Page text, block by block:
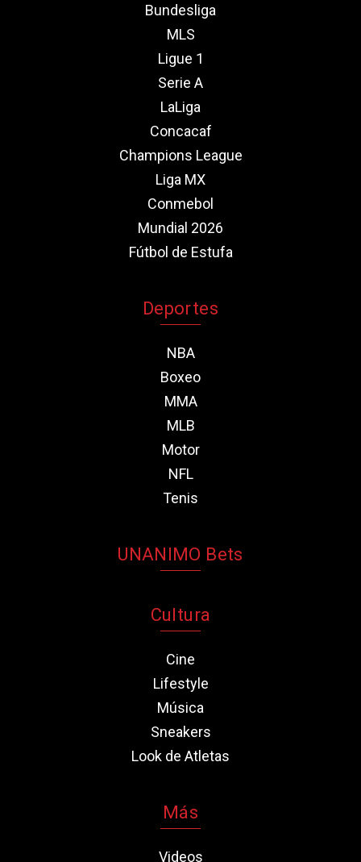
Bundesliga
MLS
Ligue 1
Serie A
LaLiga
Concacaf
Champions League
Liga MX
Conmebol
Mundial 2026
Fútbol de Estufa
Deportes
NBA
Boxeo
MMA
MLB
Motor
NFL
Tenis
UNANIMO Bets
Cultura
Cine
Lifestyle
Música
Sneakers
Look de Atletas
Más
Videos